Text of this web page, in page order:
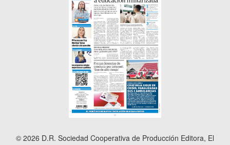
© 2026 D.R. Sociedad Cooperativa de Producción Editora, El